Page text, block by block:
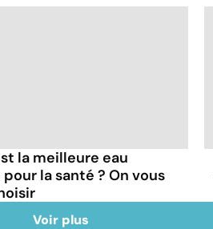
la meilleure eau
pour la santé ? On vous
Voir plus